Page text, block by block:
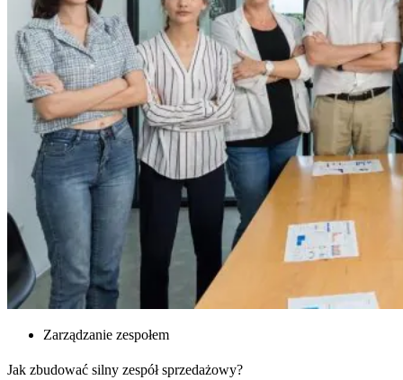
Zarządzanie zespołem
Jak zbudować silny zespół sprzedażowy?